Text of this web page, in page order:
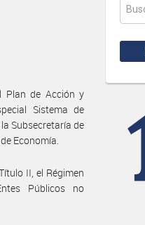
Plan de Acción y
Sistema de
Subsecretaría de
Economía.
II, el Régimen
Públicos no